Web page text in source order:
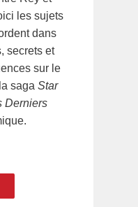
les sujets
dans
secrets et
sur le
saga Star
Derniers